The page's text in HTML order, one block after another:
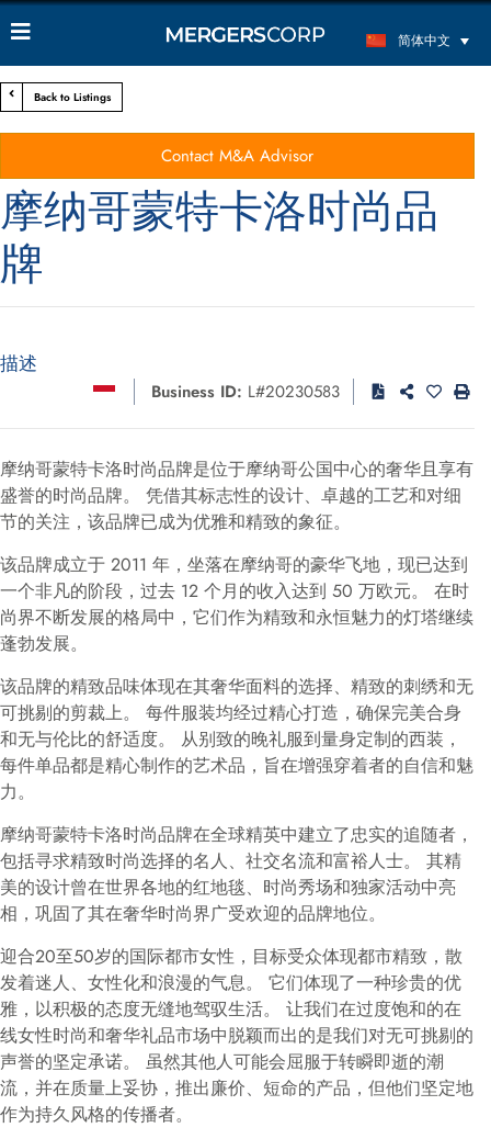
简体中文
Back to Listings
Contact M&A Advisor
摩纳哥蒙特卡洛时尚品
牌
描述
Business ID: L#20230583
摩纳哥蒙特卡洛时尚品牌是位于摩纳哥公国中心的奢华且享有
盛誉的时尚品牌。 凭借其标志性的设计、卓越的工艺和对细
节的关注，该品牌已成为优雅和精致的象征。
该品牌成立于 2011 年，坐落在摩纳哥的豪华飞地，现已达到
一个非凡的阶段，过去 12 个月的收入达到 50 万欧元。 在时
尚界不断发展的格局中，它们作为精致和永恒魅力的灯塔继续
蓬勃发展。
该品牌的精致品味体现在其奢华面料的选择、精致的刺绣和无
可挑剔的剪裁上。 每件服装均经过精心打造，确保完美合身
和无与伦比的舒适度。 从别致的晚礼服到量身定制的西装，
每件单品都是精心制作的艺术品，旨在增强穿着者的自信和魅
力。
摩纳哥蒙特卡洛时尚品牌在全球精英中建立了忠实的追随者，
包括寻求精致时尚选择的名人、社交名流和富裕人士。 其精
美的设计曾在世界各地的红地毯、时尚秀场和独家活动中亮
相，巩固了其在奢华时尚界广受欢迎的品牌地位。
迎合20至50岁的国际都市女性，目标受众体现都市精致，散
发着迷人、女性化和浪漫的气息。 它们体现了一种珍贵的优
雅，以积极的态度无缝地驾驭生活。 让我们在过度饱和的在
线女性时尚和奢华礼品市场中脱颖而出的是我们对无可挑剔的
声誉的坚定承诺。 虽然其他人可能会屈服于转瞬即逝的潮
流，并在质量上妥协，推出廉价、短命的产品，但他们坚定地
作为持久风格的传播者。